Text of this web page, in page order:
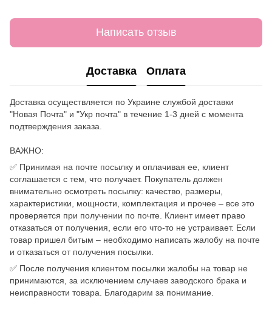
Написать отзыв
Доставка Оплата
Доставка осуществляется по Украине службой доставки
"Новая Почта" и "Укр почта" в течение 1-3 дней с момента
подтверждения заказа.
ВАЖНО:
✅ Принимая на почте посылку и оплачивая ее, клиент
соглашается с тем, что получает. Покупатель должен
внимательно осмотреть посылку: качество, размеры,
характеристики, мощности, комплектация и прочее – все это
проверяется при получении по почте. Клиент имеет право
отказаться от получения, если его что-то не устраивает. Если
товар пришел битым – необходимо написать жалобу на почте
и отказаться от получения посылки.
✅ После получения клиентом посылки жалобы на товар не
принимаются, за исключением случаев заводского брака и
неисправности товара. Благодарим за понимание.